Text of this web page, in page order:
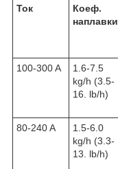
Ток
Коеф.
наплавки
100-300 A
1.6-7.5
kg/h (3.5-
16. lb/h)
80-240 A
1.5-6.0
kg/h (3.3-
13. lb/h)